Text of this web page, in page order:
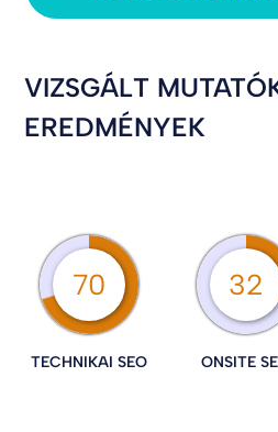
VIZSGÁLT
EREDMÉNYEK
70
TECHNIKAI SEO
32
ONSITE